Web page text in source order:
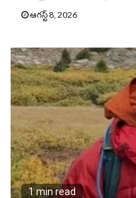
ఆగస్ట్ 8, 2026
1 min read